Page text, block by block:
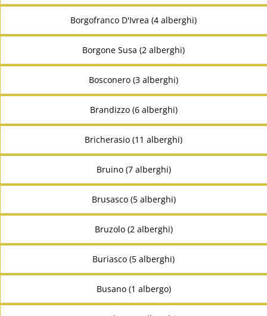
Borgofranco D'Ivrea (4 alberghi)
Borgone Susa (2 alberghi)
Bosconero (3 alberghi)
Brandizzo (6 alberghi)
Bricherasio (11 alberghi)
Bruino (7 alberghi)
Brusasco (5 alberghi)
Bruzolo (2 alberghi)
Buriasco (5 alberghi)
Busano (1 albergo)